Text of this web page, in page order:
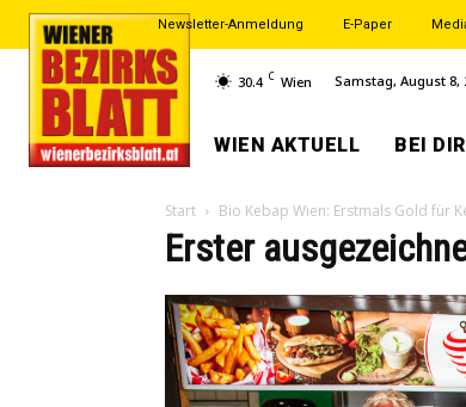
Newsletter-Anmeldung E-Paper
30.4 C Wien Samstag, August 8,
WIEN AKTUELL BEI
Start Bio Kebap Wien: Erstmals Gold für
Erster